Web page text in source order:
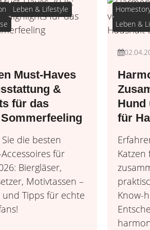
Leben & Lifestyle
Must-Haves
&
für das
die besten
für
Biergläser,
Motivtassen –
Tipps für echte
Leben &
Hund
für
Katzen
Know-